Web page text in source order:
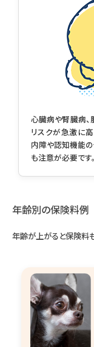
心臓病や腎臓病、
リスクが急激に高
内障や認知機能
も注意が必要です。
年齢別の保険料例
年齢が上がると保険料